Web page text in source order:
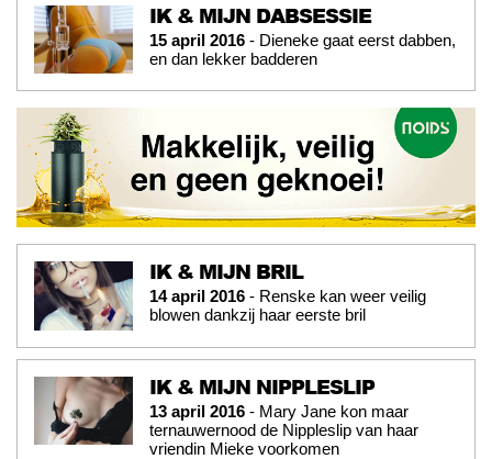
IK & MIJN DABSESSIE
15 april 2016 - Dieneke gaat eerst dabben,
en dan lekker badderen
IK & MIJN BRIL
14 april 2016 - Renske kan weer veilig
blowen dankzij haar eerste bril
IK & MIJN NIPPLESLIP
13 april 2016 - Mary Jane kon maar
ternauwernood de Nippleslip van haar
vriendin Mieke voorkomen